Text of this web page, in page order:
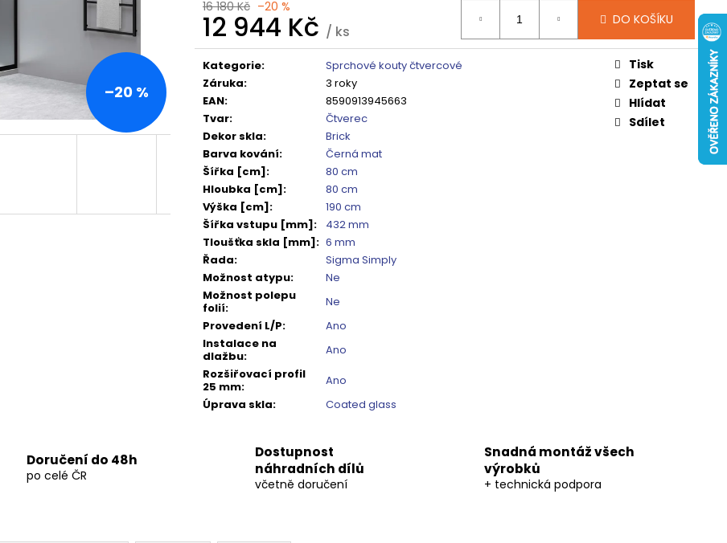
16 180 Kč –20 %
12 944 Kč / ks
Měrná
cena:
DO KOŠÍKU
Kategorie:
Sprchové kouty čtvercové
Záruka:
3 roky
EAN:
8590913945663
Tvar:
Čtverec
Dekor skla:
Brick
Barva kování:
Černá mat
Šířka [cm]:
80 cm
Hloubka [cm]:
80 cm
Výška [cm]:
190 cm
Šířka vstupu [mm]:
432 mm
Tloušťka skla [mm]: 6 mm
Řada:
Sigma Simply
Možnost atypu:
Ne
Možnost polepu
folií:
Ne
Provedení L/P:
Ano
Instalace na
dlažbu:
Ano
Rozšiřovací profil
25 mm:
Ano
Úprava skla: Coated glass
Tisk
Zeptat se
Hlídat
Sdílet
–20 %
Doručení do 48h
po celé ČR
Dostupnost
náhradních dílů
včetně doručení
Snadná montáž všech
výrobků
+ technická podpora
6 550 Kč
16 792 Kč
Původně:20 990 Kč